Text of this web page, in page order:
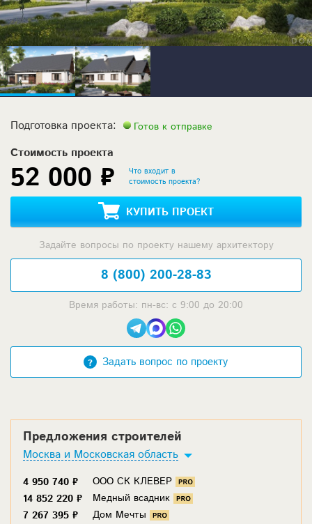
Подготовка проекта: Готов к отправке
Стоимость проекта
52 000 ₽
Что входит в
стоимость проекта?
КУПИТЬ ПРОЕКТ
Задайте вопросы по проекту нашему архитектору
8 (800) 200-28-83
Время работы: пн-вс: с 9:00 до 20:00
Задать вопрос по проекту
Предложения строителей
Москва и Московская область
4 950 740 ₽
ООО СК КЛЕВЕР
14 852 220 ₽
Медный всадник
7 267 395 ₽
Дом Мечты